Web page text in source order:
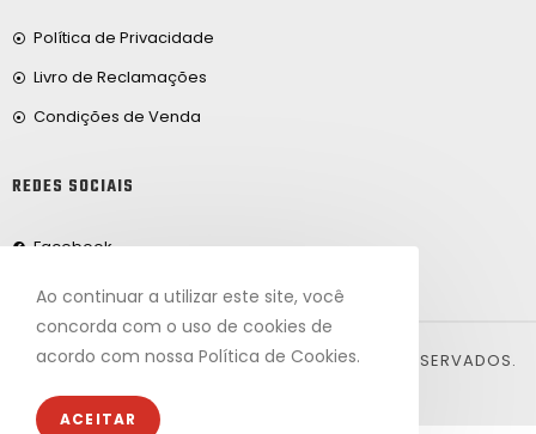
Política de Privacidade
Livro de Reclamações
Condições de Venda
REDES SOCIAIS
Facebook
© 2024, FRIBEIRO.COM. TODOS OS DIREITOS RESERVADOS.
Ao continuar a utilizar este site, você
concorda com o uso de cookies de
acordo com nossa Política de Cookies.
ACEITAR